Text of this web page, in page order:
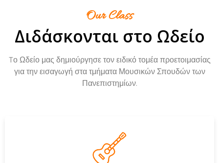
Our Class
Διδάσκονται στο Ωδείο
Tο Ωδείο μας δημιούργησε τον ειδικό τομέα προετοιμασίας
για την εισαγωγή στα τμήματα Μουσικών Σπουδών των
Πανεπιστημίων.